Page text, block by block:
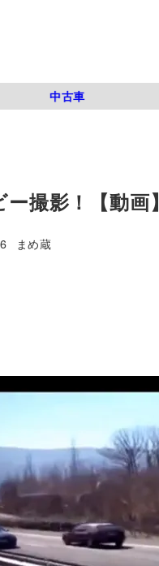
中古車
撮影！【動画】
著
まめ蔵